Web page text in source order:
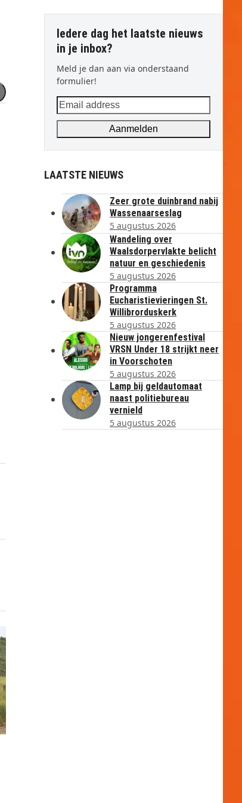
Iedere dag het laatste nieuws
in je inbox?
Meld je dan aan via onderstaand
formulier!
Email
address
Aanmelden
LAATSTE NIEUWS
Zeer grote duinbrand nabij
Wassenaarseslag
5 augustus 2026
Wandeling over
Waalsdorpervlakte belicht
natuur en geschiedenis
5 augustus 2026
Programma
Eucharistievieringen St.
Willibrorduskerk
5 augustus 2026
Nieuw jongerenfestival
VRSN Under 18 strijkt neer
in Voorschoten
5 augustus 2026
Lamp bij geldautomaat
naast politiebureau
vernield
5 augustus 2026